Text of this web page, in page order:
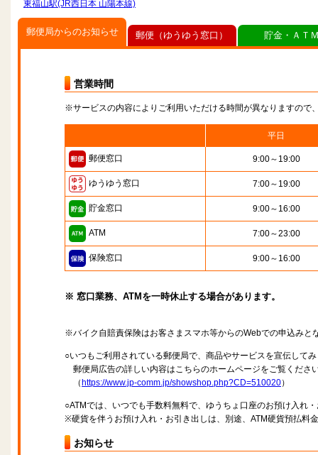
東福山駅(JR西日本 山陽本線)
郵便局からのお知らせ
営業時間
※サービスの内容によりご利用いただける時間が異なりますので
平日
郵便窓口 9:00～19:00
ゆうゆう窓口 7:00～19:00
貯金窓口 9:00～16:00
ATM 7:00～23:00
保険窓口 9:00～16:00
※ 窓口業務、ATMを一時休止する場合があります。
※バイク自賠責保険はお客さまスマホ等からのWebでの申込みと
○いつもご利用されている郵便局で、商品やサービスを宣伝して
郵便局広告の詳しい内容はこちらのホームページをご覧くださ
（ https://www.jp-comm.jp/showshop.php?CD=510020）
○ATMでは、いつでも手数料無料で、ゆうちょ口座のお預け入れ
※硬貨を伴うお預け入れ・お引き出しは、別途、ATM硬貨預払料
お知らせ
郵便（ゆうゆう窓口） 貯金・ＡＴ